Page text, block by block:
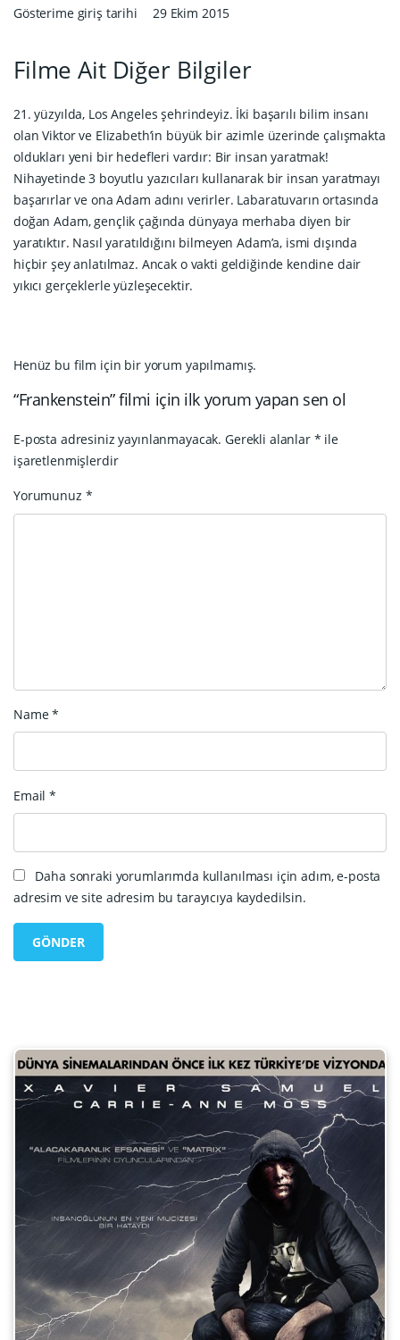
Gösterime giriş tarihi 29 Ekim 2015
Filme Ait Diğer Bilgiler
21. yüzyılda, Los Angeles şehrindeyiz. İki başarılı bilim insanı
olan Viktor ve Elizabeth’in büyük bir azimle üzerinde çalışmakta
oldukları yeni bir hedefleri vardır: Bir insan yaratmak!
Nihayetinde 3 boyutlu yazıcıları kullanarak bir insan yaratmayı
başarırlar ve ona Adam adını verirler. Labaratuvarın ortasında
doğan Adam, gençlik çağında dünyaya merhaba diyen bir
yaratıktır. Nasıl yaratıldığını bilmeyen Adam’a, ismi dışında
hiçbir şey anlatılmaz. Ancak o vakti geldiğinde kendine dair
yıkıcı gerçeklerle yüzleşecektir.
“Frankenstein” filmi için ilk yorum yapan sen ol
E-posta adresiniz yayınlanmayacak. Gerekli alanlar * ile
işaretlenmişlerdir
Yorumunuz *
Name*
Email*
Daha sonraki yorumlarımda kullanılması için adım, e-posta
adresim ve site adresim bu tarayıcıya kaydedilsin.
Henüz bu film için bir yorum yapılmamış.